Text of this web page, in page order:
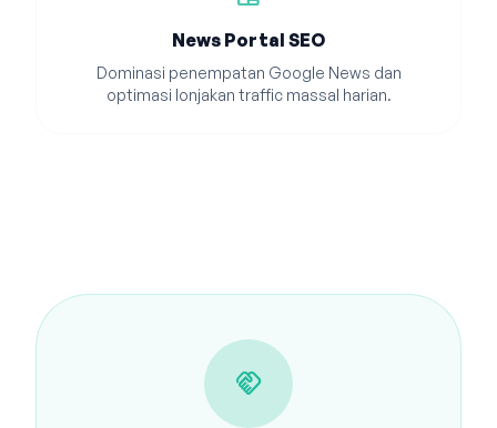
News Portal SEO
Dominasi penempatan Google News dan
optimasi lonjakan traffic massal harian.
handshake